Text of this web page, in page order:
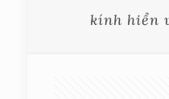
kính hiển